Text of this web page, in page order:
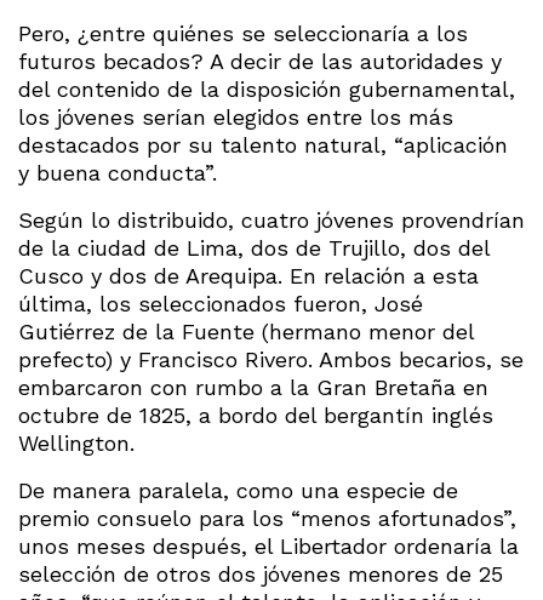
Pero, ¿entre quiénes se seleccionaría a los
futuros becados? A decir de las autoridades y
del contenido de la disposición gubernamental,
los jóvenes serían elegidos entre los más
destacados por su talento natural, “aplicación
y buena conducta”.
Según lo distribuido, cuatro jóvenes provendrían
de la ciudad de Lima, dos de Trujillo, dos del
Cusco y dos de Arequipa. En relación a esta
última, los seleccionados fueron, José
Gutiérrez de la Fuente (hermano menor del
prefecto) y Francisco Rivero. Ambos becarios, se
embarcaron con rumbo a la Gran Bretaña en
octubre de 1825, a bordo del bergantín inglés
Wellington.
De manera paralela, como una especie de
premio consuelo para los “menos afortunados”,
unos meses después, el Libertador ordenaría la
selección de otros dos jóvenes menores de 25